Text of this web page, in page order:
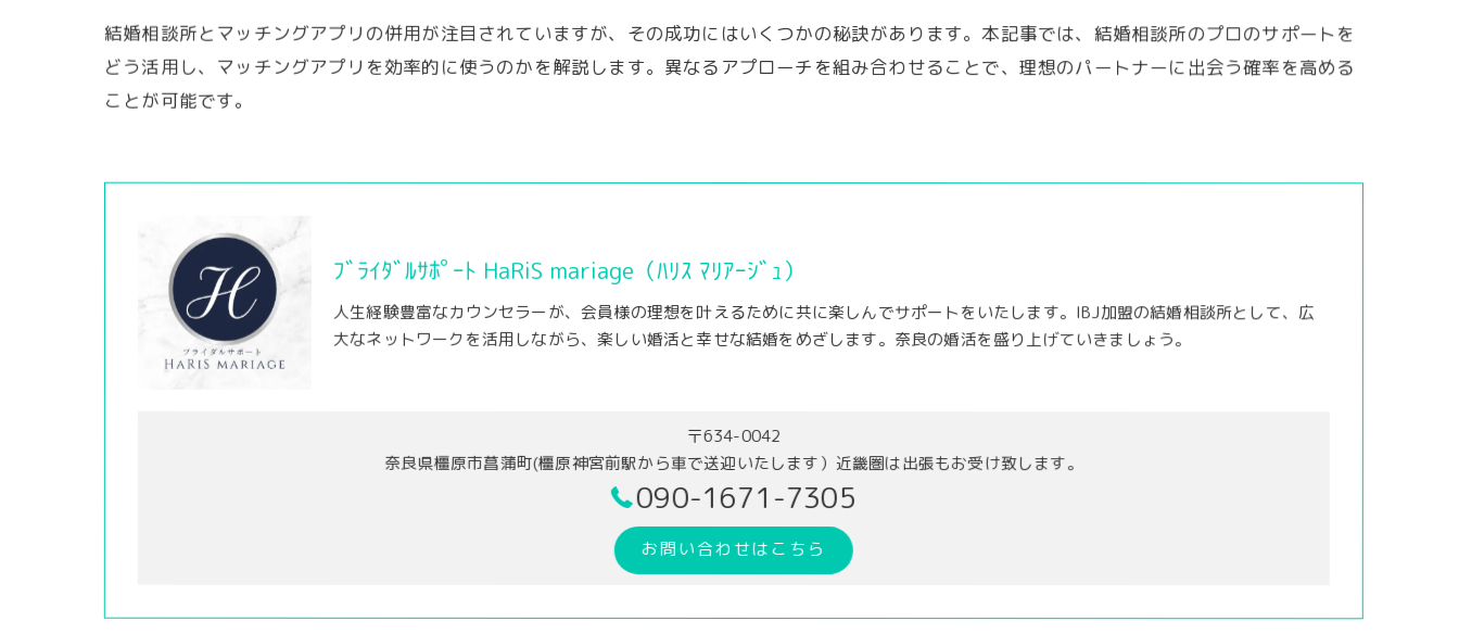
結婚相談所とマッチングアプリの併用が注目されていますが、その成功にはいくつかの秘訣があります。本記事では、結婚相談所のプロのサポートを
どう活用し、マッチングアプリを効率的に使うのかを解説します。異なるアプローチを組み合わせることで、理想のパートナーに出会う確率を高める
ことが可能です。
ﾌﾞﾗｲﾀﾞﾙｻﾎﾟｰﾄ HaRiS mariage（ﾊﾘｽ ﾏﾘｱｰｼﾞｭ）
人生経験豊富なカウンセラーが、会員様の理想を叶えるために共に楽しんでサポートをいたします。IBJ加盟の結婚相談所として、広
大なネットワークを活用しながら、楽しい婚活と幸せな結婚をめざします。奈良の婚活を盛り上げていきましょう。
〒634-0042
奈良県橿原市菖蒲町(橿原神宮前駅から車で送迎いたします）近畿圏は出張もお受け致します。
090-1671-7305
お問い合わせはこちら